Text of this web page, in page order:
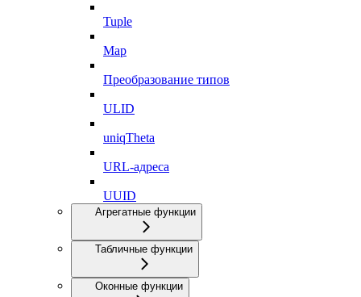
Tuple
Map
Преобразование типов
ULID
uniqTheta
URL-адреса
UUID
Агрегатные функции
Табличные функции
Оконные функции